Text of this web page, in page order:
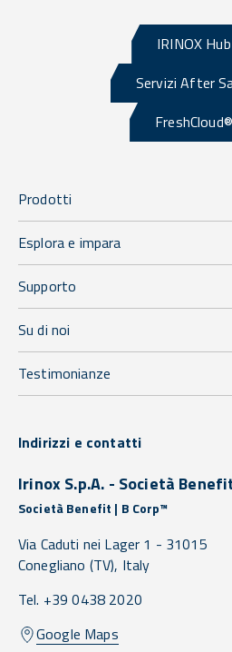
IRINOX Hub
Servizi After
FreshCloud®
Prodotti
Esplora e impara
Supporto
Su di noi
Testimonianze
Indirizzi e contatti
Irinox S.p.A. - Società
Società Benefit | B Corp™
Via Caduti nei Lager 1 - 31015
Conegliano (TV), Italy
Tel. +39 0438 2020
Google Maps